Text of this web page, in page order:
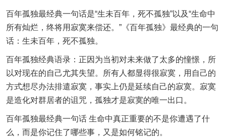
百年孤独最经典一句话是“生未百年，死不孤独”以及“生命中
所有灿烂，终将用寂寞来偿还。”《百年孤独》最经典的一句
话：生未百年，死不孤独。
百年孤独经典语录：正因为当初对未来做了太多的憧憬，所
以对现在的自己尤其失望。所有人都显得很寂寞，用自己的
方式想尽办法排遣寂寞，事实上仍是延续自己的寂寞。寂寞
是造化对群居者的诅咒，孤独才是寂寞的唯一出口。
百年孤独最经典一句话 生命中真正重要的不是你遭遇了什
么，而是你记住了哪些事，又是如何铭记的。